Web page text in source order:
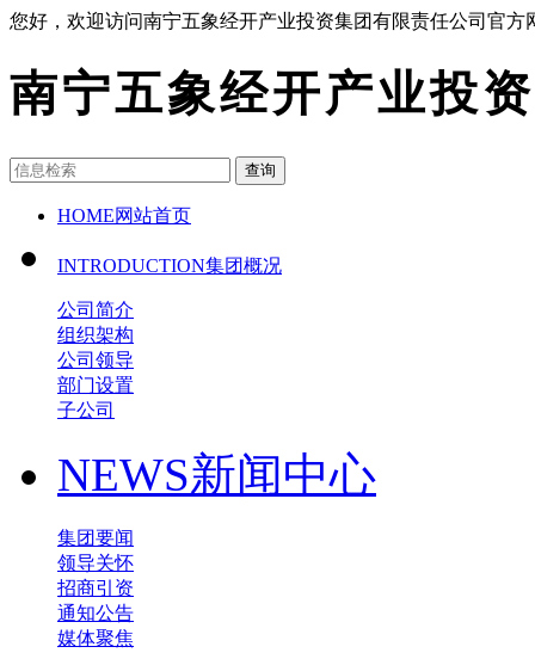
您好，欢迎访问南宁五象经开产业投资集团有限责任公司官方
南宁五象经开产业投
查询
HOME网站首页
INTRODUCTION集团概况
公司简介
组织架构
公司领导
部门设置
子公司
NEWS新闻中心
集团要闻
领导关怀
招商引资
通知公告
媒体聚焦